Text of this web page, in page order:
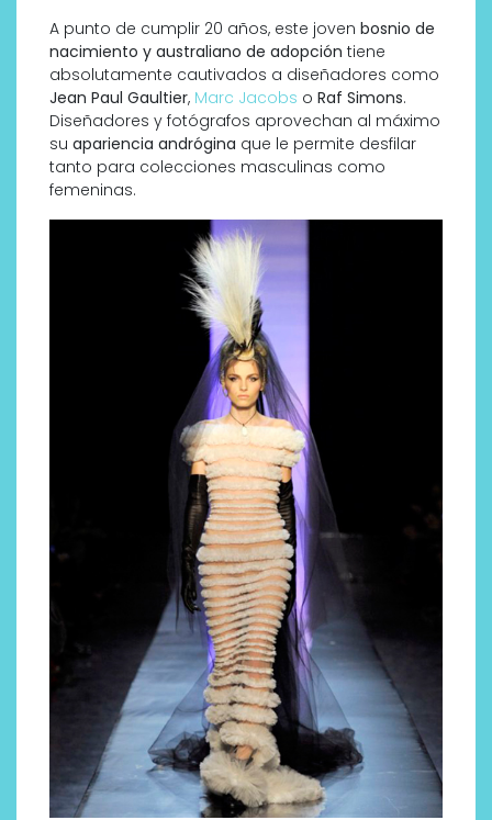
A punto de cumplir 20 años, este joven bosnio de
nacimiento y australiano de adopción tiene
absolutamente cautivados a diseñadores como
Jean Paul Gaultier, Marc Jacobs o Raf Simons.
Diseñadores y fotógrafos aprovechan al máximo
su apariencia andrógina que le permite desfilar
tanto para colecciones masculinas como
femeninas.